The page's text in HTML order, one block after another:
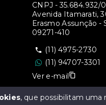
CNPJ -35.684.932/
Avenida Itamarati,
Erasmo Assunção -
09271-410
(11) 4975-2730
(11) 94707-3301
Ver e-mail
, que possibilitam uma